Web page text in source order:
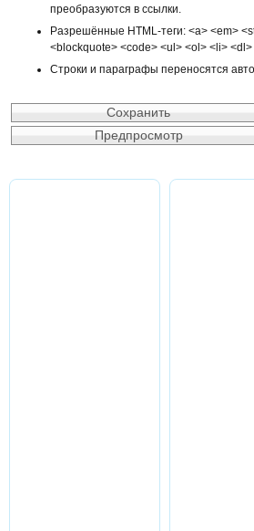
преобразуются в ссылки.
Разрешённые HTML-теги: <a> <em>
<blockquote> <code> <ul> <ol> <li>
Строки и параграфы переносятся